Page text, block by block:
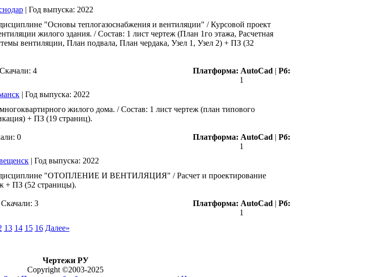
| Год выпуска: 2022
"Основы теплогазоснабжения и вентиляции" / Курсовой проект
жилого здания. / Состав: 1 лист чертеж (План 1го этажа, Расчетная
вентиляции, План подвала, План чердака, Узел 1, Узел 2) + ПЗ (32
Скачали: 4 Платформа: AutoCad | Рб:
1
| Год выпуска: 2022
жилого дома. / Состав: 1 лист чертеж (план типового
+ ПЗ (19 страниц).
0 Платформа: AutoCad | Рб:
1
| Год выпуска: 2022
дисциплине "ОТОПЛЕНИЕ И ВЕНТИЛЯЦИЯ" / Расчет и проектирование
+ ПЗ (52 страницы).
Скачали: 3 Платформа: AutoCad | Рб:
1
13 14 15 16 Далее»
Чертежи РУ
Copyright ©2003-2025